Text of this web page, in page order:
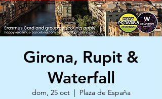
Girona, Rupit &
Waterfall
dom, 25 oct
  |
Plaza de España